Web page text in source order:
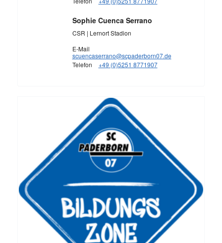
Sophie Cuenca Serrano
CSR | Lernort Stadion
E-Mail
scuencaserrano@scpaderborn07.de
Telefon
+49 (0)5251 8771907